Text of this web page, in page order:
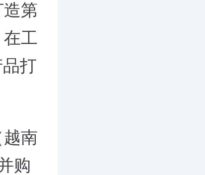
第
工
打
南
购